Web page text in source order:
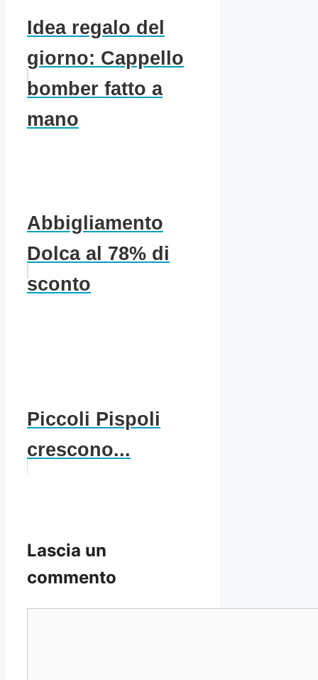
Idea regalo del
giorno: Cappello
bomber fatto a
mano
Abbigliamento
Dolca al 78% di
sconto
Piccoli Pispoli
crescono...
Lascia un
commento